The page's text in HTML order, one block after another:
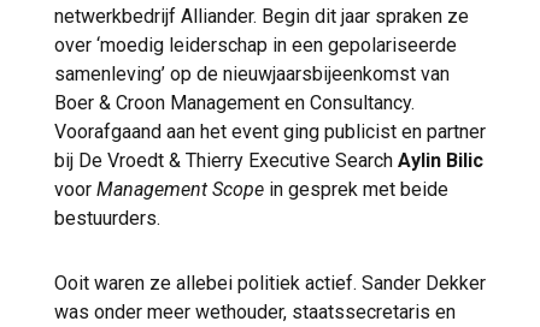
netwerkbedrijf Alliander. Begin dit jaar spraken ze
over ‘moedig leiderschap in een gepolariseerde
samenleving’ op de nieuwjaarsbijeenkomst van
Boer & Croon Management en Consultancy.
Voorafgaand aan het event ging publicist en partner
bij De Vroedt & Thierry Executive Search Aylin Bilic
voor Management Scope in gesprek met beide
bestuurders.
Ooit waren ze allebei politiek actief. Sander Dekker
was onder meer wethouder, staatssecretaris en